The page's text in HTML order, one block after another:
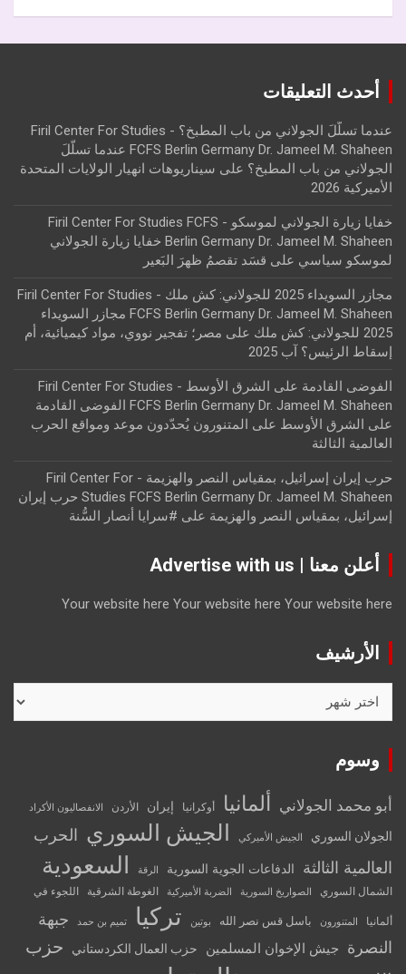
أحدث التعليقات
عندما تسلّلَ الجولاني من باب المطبخ؟ - Firil Center For Studies
FCFS Berlin Germany Dr. Jameel M. Shaheen عندما تسلّلَ
الجولاني من باب المطبخ؟ على سيناريوهات انهيار الولايات المتحدة
الأميركية 2026
خفايا زيارة الجولاني لموسكو - Firil Center For Studies FCFS
Berlin Germany Dr. Jameel M. Shaheen خفايا زيارة الجولاني
لموسكو سياسي على قسَد تقصمُ ظهرَ البَعير
مجازر السويداء 2025 للجولاني: كش ملك - Firil Center For Studies
FCFS Berlin Germany Dr. Jameel M. Shaheen مجازر السويداء
2025 للجولاني: كش ملك
على مصر؛ تفجير نووي، مواد كيميائية، أم
إسقاط الرئيس؟ آب 2025
الفوضى القادمة على الشرق الأوسط - Firil Center For Studies
FCFS Berlin Germany Dr. Jameel M. Shaheen الفوضى القادمة
على الشرق الأوسط على
المتنورون يُحدّدون موعد ومواقع الحرب
العالمية الثالثة
حرب إيران إسرائيل، بمقياس النصر والهزيمة - Firil Center For
Studies FCFS Berlin Germany Dr. Jameel M. Shaheen حرب إيران
إسرائيل، بمقياس النصر والهزيمة على #سرايا أنصار السُّنة
أعلن معنا | Advertise with us
Your website here Your website here Your website here
الأرشيف
وسوم
أبو محمد الجولاني ألمانيا أوكرانيا إيران الأردن الانفصاليون الأكراد
الجولان السوري الجيش الأميركي الجيش السوري الحرب
العالمية الثالثة
الدفاعات الجوية السورية الرقة السعودية
الشمال السوري الصواريخ السورية الضربة الأميركية الغوطة الشرقية اللجوء في
ألمانيا المتنورون باسل قس نصر الله بوتين تركيا تميم بن حمد
جبهة
النصرة
جيش الإخوان المسلمين حزب العمال الكردستاني
حزب